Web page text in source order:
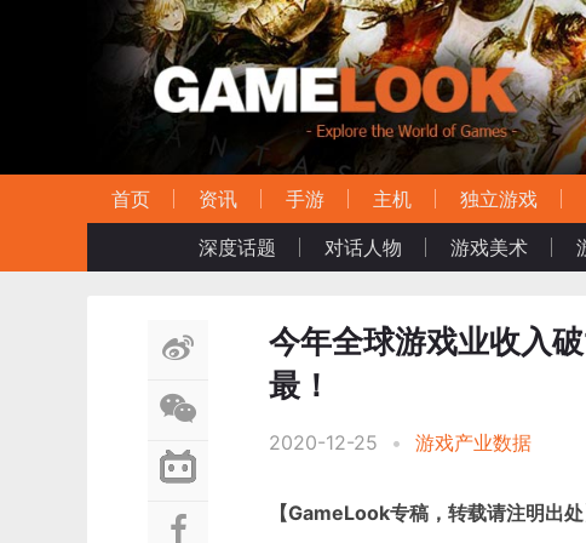
首页 资讯 手游 主机 独立游戏
深度话题
对话人物 游戏美术
今年全球游戏业收入
最！
2020-12-25 • 游戏产业数据
【GameLook专稿，转载请注明出处